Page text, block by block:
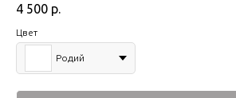
4 500 р.
Цвет
Родий